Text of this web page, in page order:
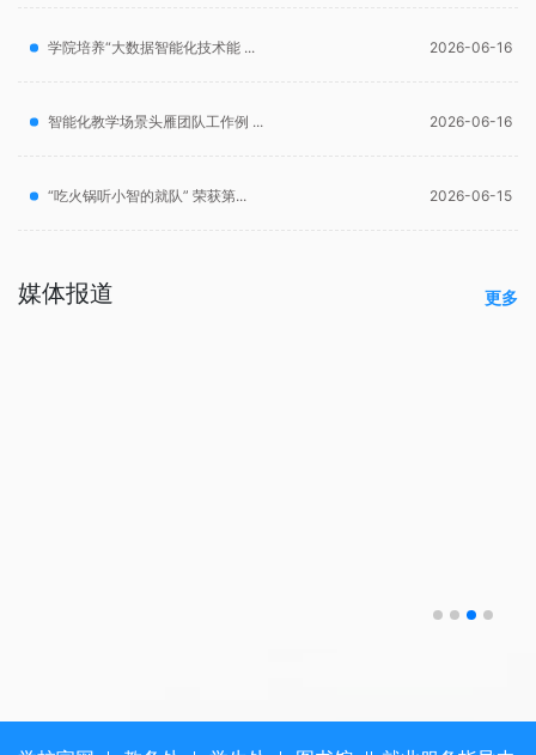
学院培养“大数据智能化技术能 ... 2026-06-16
智能化教学场景头雁团队工作例 ... 2026-06-16
“吃火锅听小智的就队” 荣获第... 2026-06-15
更多
媒体报道